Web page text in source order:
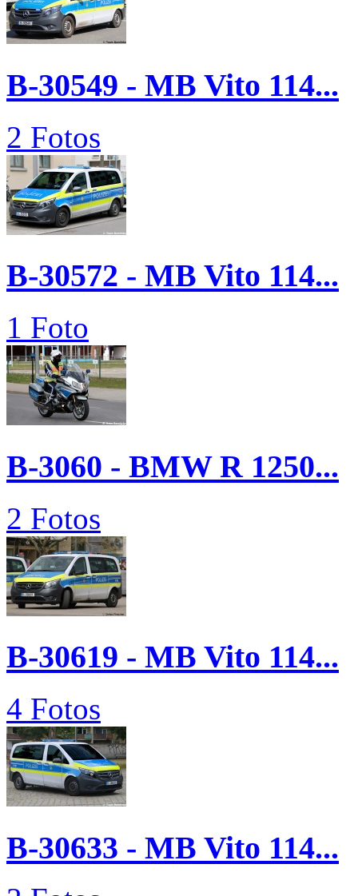
B-30549 - MB Vito 114...
2 Fotos
B-30572 - MB Vito 114...
1 Foto
B-3060 - BMW R 1250...
2 Fotos
B-30619 - MB Vito 114...
4 Fotos
B-30633 - MB Vito 114...